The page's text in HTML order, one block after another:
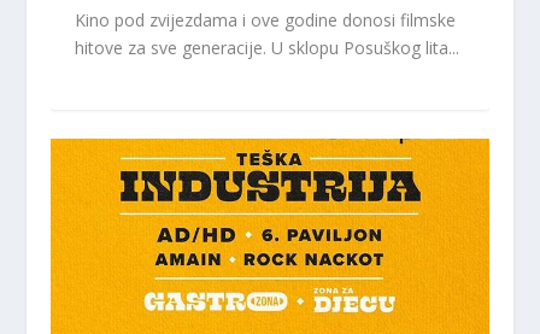
Kino pod zvijezdama i ove godine donosi filmske
hitove za sve generacije. U sklopu Posuškog lita...